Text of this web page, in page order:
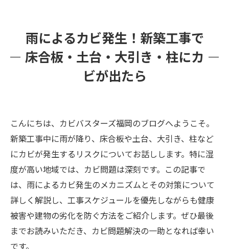
強いのか？
雨によるカビ発生！新築工事で
床合板・土台・大引き・柱にカ
ビが出たら
こんにちは、カビバスターズ福岡のブログへようこそ。
新築工事中に雨が降り、床合板や土台、大引き、柱など
にカビが発生するリスクについてお話しします。特に湿
度が高い地域では、カビ問題は深刻です。この記事で
は、雨によるカビ発生のメカニズムとその対策について
詳しく解説し、工事スケジュールを優先しながらも健康
被害や建物の劣化を防ぐ方法をご紹介します。ぜひ最後
までお読みいただき、カビ問題解決の一助となれば幸い
です。